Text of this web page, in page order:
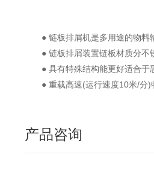
● 链板排屑机是多用途的物料
● 链板排屑装置链板材质分不
● 具有特殊结构能更好适合
● 重载高速(运行速度10米/分
产品咨询